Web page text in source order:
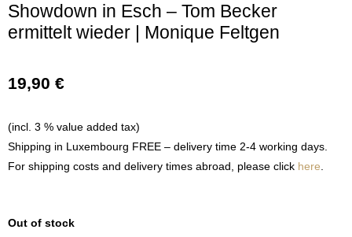
Showdown in Esch – Tom Becker
ermittelt wieder | Monique Feltgen
19,90 €
(incl. 3 % value added tax)
Shipping in Luxembourg FREE – delivery time 2-4 working days.
For shipping costs and delivery times abroad, please click here
Out of stock